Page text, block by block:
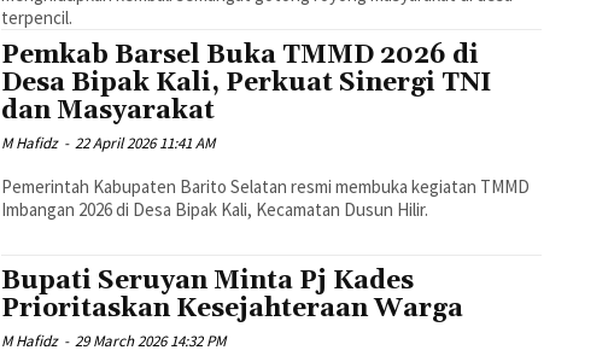
terpencil.
Pemkab Barsel Buka TMMD 2026 di
Desa Bipak Kali, Perkuat Sinergi TNI
dan Masyarakat
M Hafidz - 22 April 2026 11:41 AM
Pemerintah Kabupaten Barito Selatan resmi membuka kegiatan TMMD
Imbangan 2026 di Desa Bipak Kali, Kecamatan Dusun Hilir.
Bupati Seruyan Minta Pj Kades
Prioritaskan Kesejahteraan Warga
M Hafidz - 29 March 2026 14:32 PM